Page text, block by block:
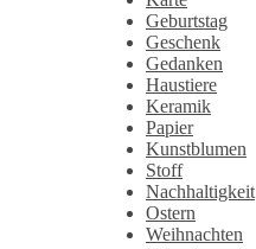
Geburtstag
Geschenk
Gedanken
Haustiere
Keramik
Papier
Kunstblumen
Stoff
Nachhaltigkeit
Ostern
Weihnachten